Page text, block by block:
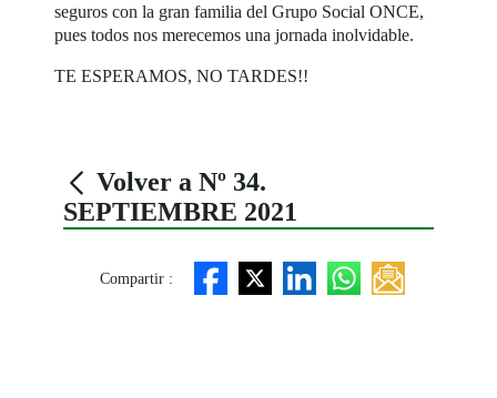
seguros con la gran familia del Grupo Social ONCE,
pues todos nos merecemos una jornada inolvidable.
TE ESPERAMOS, NO TARDES!!
Volver a Nº 34.
SEPTIEMBRE 2021
Compartir :